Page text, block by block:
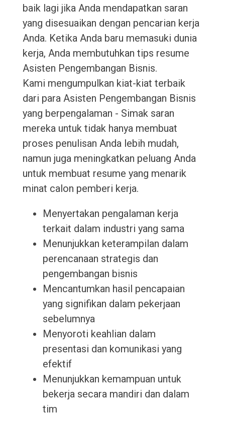
baik lagi jika Anda mendapatkan saran
yang disesuaikan dengan pencarian kerja
Anda. Ketika Anda baru memasuki dunia
kerja, Anda membutuhkan tips resume
Asisten Pengembangan Bisnis.
Kami mengumpulkan kiat-kiat terbaik
dari para Asisten Pengembangan Bisnis
yang berpengalaman - Simak saran
mereka untuk tidak hanya membuat
proses penulisan Anda lebih mudah,
namun juga meningkatkan peluang Anda
untuk membuat resume yang menarik
minat calon pemberi kerja.
Menyertakan pengalaman kerja
terkait dalam industri yang sama
Menunjukkan keterampilan dalam
perencanaan strategis dan
pengembangan bisnis
Mencantumkan hasil pencapaian
yang signifikan dalam pekerjaan
sebelumnya
Menyoroti keahlian dalam
presentasi dan komunikasi yang
efektif
Menunjukkan kemampuan untuk
bekerja secara mandiri dan dalam
tim